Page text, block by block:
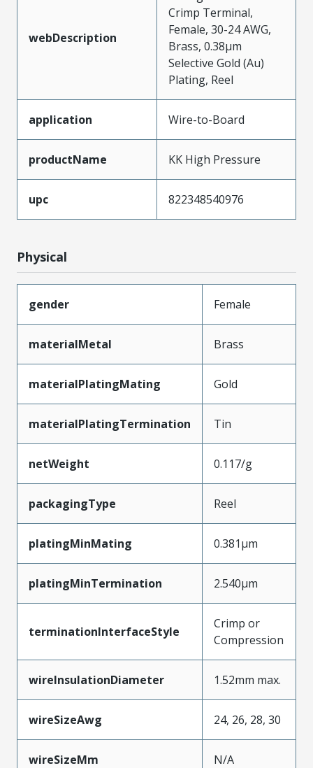
webDescription
Crimp Terminal,
Female, 30-24 AWG,
Brass, 0.38µm
Selective Gold (Au)
Plating, Reel
application Wire-to-Board
productName KK High Pressure
upc 822348540976
Physical
gender Female
materialMetal Brass
materialPlatingMating Gold
materialPlatingTermination Tin
netWeight 0.117/g
packagingType Reel
platingMinMating 0.381µm
platingMinTermination 2.540µm
terminationInterfaceStyle
Crimp or
Compression
wireInsulationDiameter 1.52mm max.
wireSizeAwg 24, 26, 28, 30
wireSizeMm N/A